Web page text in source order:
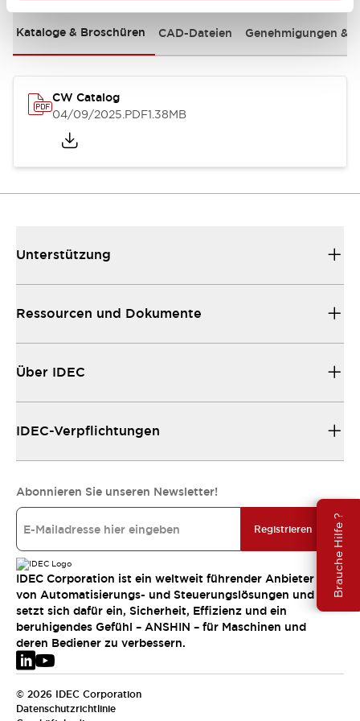
Brauche Hilfe ?
Kataloge & Broschüren CAD-Dateien Genehmigungen &
CW Catalog
04/09/2025.PDF1.38MB
Unterstützung
Ressourcen und Dokumente
Über IDEC
IDEC-Verpflichtungen
Abonnieren Sie unseren Newsletter!
Registrieren
IDEC Corporation ist ein weltweit führender Anbieter
von Automatisierungs- und Steuerungslösungen und
setzt sich dafür ein, Sicherheit, Effizienz und ein
beruhigendes Gefühl – ANSHIN – für Maschinen und
deren Bediener zu verbessern.
© 2026 IDEC Corporation
Datenschutzrichtlinie